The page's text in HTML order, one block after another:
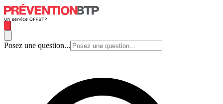
Posez une question...